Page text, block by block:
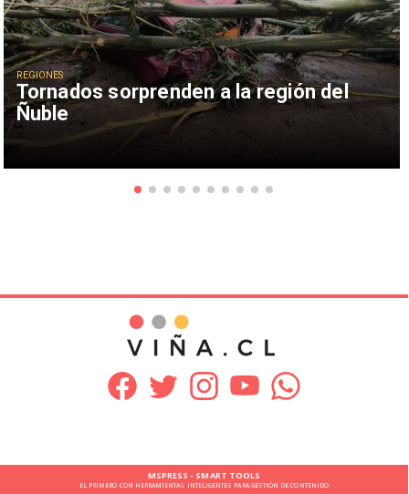
Tornados sorprenden a la región del
Ñuble
REGIONES
MSPRESS - SMART TOOLS
EL PRIMERO CON HERRAMIENTAS INTELIGENTES PARA GESTIÓN DE CONTENIDO